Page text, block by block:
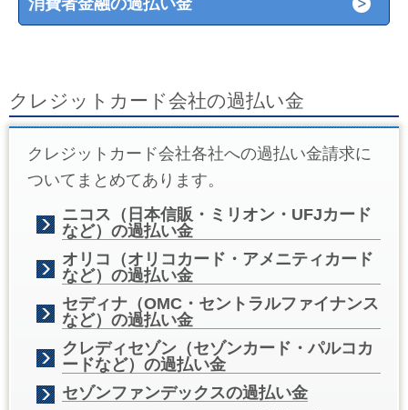
クレジットカード会社の過払い金
クレジットカード会社各社への過払い金請求に
ついてまとめてあります。
ニコス（日本信販・ミリオン・UFJカード
など）の過払い金
オリコ（オリコカード・アメニティカード
など）の過払い金
セディナ（OMC・セントラルファイナンス
など）の過払い金
クレディセゾン（セゾンカード・パルコカ
ードなど）の過払い金
セゾンファンデックスの過払い金